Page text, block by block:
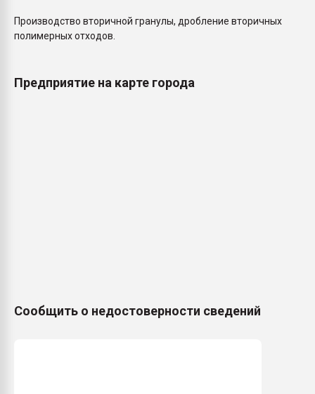
Производство вторичной гранулы, дробление вторичных
полимерных отходов.
Предприятие на карте города
Сообщить о недостоверности сведений